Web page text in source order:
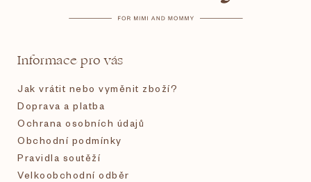
Informace pro vás
Jak vrátit nebo vyměnit zboží?
Doprava a platba
Ochrana osobních údajů
Obchodní podmínky
Pravidla soutěží
Velkoobchodní odběr